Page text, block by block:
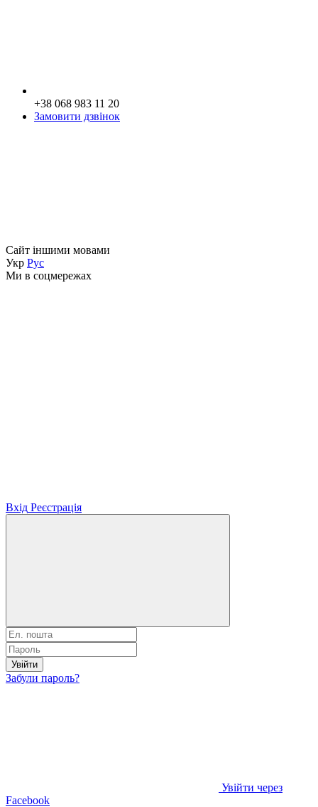
+38 068 983 11 20
Замовити дзвінок
Сайт іншими мовами
Укр Рус
Ми в соцмережах
Вхід Реєстрація
Увійти
Забули пароль?
Увійти через
Facebook